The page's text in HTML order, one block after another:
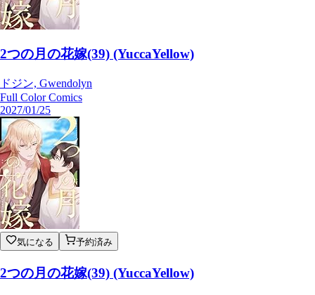
2つの月の花嫁(39) (YuccaYellow)
ドジン, Gwendolyn
Full Color Comics
2027/01/25
気になる 予約済み
2つの月の花嫁(39) (YuccaYellow)